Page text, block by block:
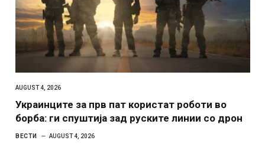
AUGUST 4, 2026
Украинците за прв пат користат роботи во
борба: ги спуштија зад руските линии со дрон
ВЕСТИ AUGUST 4, 2026